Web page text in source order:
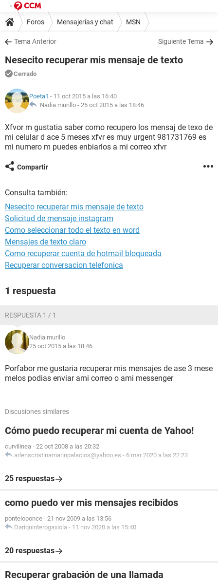
Foros Mensajerías y chat MSN
Tema Anterior Siguiente Tema
Nesecito recuperar mis mensaje de texto
Cerrado
Poeta1 - 11 oct 2015 a las 16:40
Nadia murillo - 25 oct 2015 a las 18:46
Xfvor m gustatia saber como recupero los mensaj de texo de
mi celular d ace 5 meses xfvr es muy urgent 981731769 es
mi numero m puedes enbiarlos a mi correo xfvr
Compartir
Consulta también:
Nesecito recuperar mis mensaje de texto
Solicitud de mensaje instagram
Como seleccionar todo el texto en word
Mensajes de texto claro
Como recuperar cuenta de hotmail bloqueada
Recuperar conversacion telefonica
1 respuesta
RESPUESTA 1 / 1
Nadia murillo
25 oct 2015 a las 18:46
Porfabor me gustaria recuperar mis mensajes de ase 3 mese
melos podias enviar ami correo o ami messenger
Discusiones similares
Cómo puedo recuperar mi cuenta de Yahoo!
curvilinea - 22 oct 2008 a las 20:32
arlenscristinamarinpalacios@yahoo.es - 6 mar 2020 a las 22:23
25 respuestas
como puedo ver mis mensajes recibidos
ponteloponce - 21 nov 2009 a las 13:56
Dariquinterogaxiola - 11 nov 2020 a las 15:40
20 respuestas
Recuperar grabación de una llamada